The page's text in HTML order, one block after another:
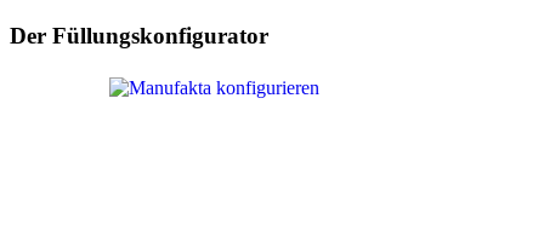
Der Füllungskonfigurator